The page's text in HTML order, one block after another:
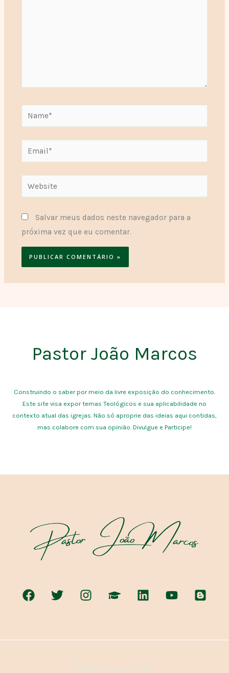
Name*
Email*
Website
Salvar meus dados neste navegador para a
próxima vez que eu comentar.
Pastor João Marcos
Construindo o saber por meio da livre exposição do conhecimento.
Este site visa expor temas Teológicos e sua aplicabilidade no
contexto atual das igrejas. Não só aproprie das ideias aqui contidas,
mas colabore com sua opinião. Divulgue e Participe!